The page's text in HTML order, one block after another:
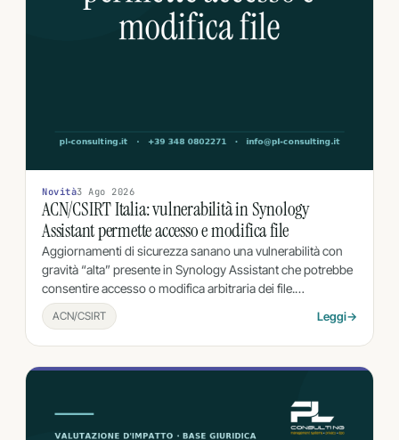
Novità3 Ago 2026
ACN/CSIRT Italia: vulnerabilità in Synology
Assistant permette accesso e modifica file
Aggiornamenti di sicurezza sanano una vulnerabilità con
gravità “alta” presente in Synology Assistant che potrebbe
consentire accesso o modifica arbitraria dei file.…
ACN/CSIRT Leggi→